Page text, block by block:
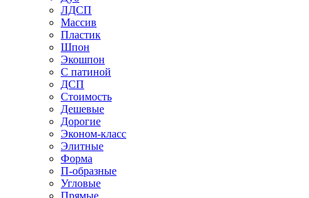
ЛДСП
Массив
Пластик
Шпон
Экошпон
С патиной
ДСП
Стоимость
Дешевые
Дорогие
Эконом-класс
Элитные
Форма
П-образные
Угловые
Прямые